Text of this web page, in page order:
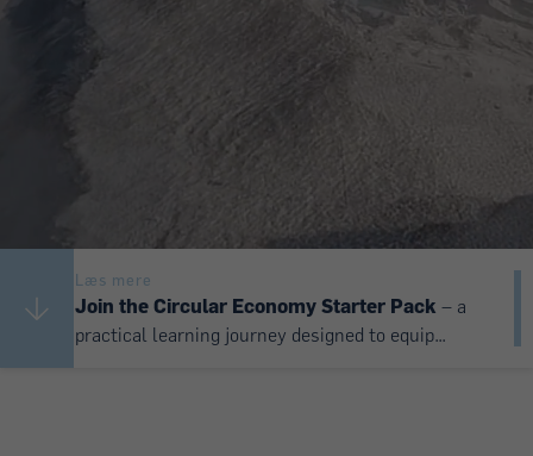
Læs mere
Join the Circular Economy Starter Pack – a
practical learning journey designed to equip